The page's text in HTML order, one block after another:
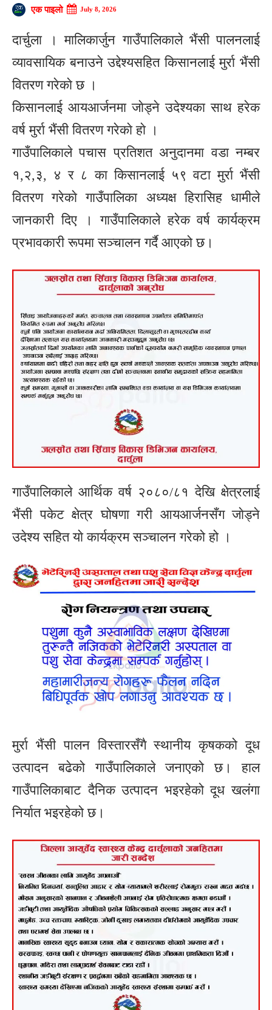
एक पाइलो July 8, 2026
दार्चुला । मालिकार्जुन गाउँपालिकाले भैंसी पालनलाई
व्यावसायिक बनाउने उद्देश्यसहित किसानलाई मुर्रा भैंसी
वितरण गरेकाे छ ।
किसानलाई आयआर्जनमा जाेड्ने उदेश्यका साथ हरेक
वर्ष मुर्रा भैंसी वितरण गरेकाे हाे ।
गाउँपालिकाले पचास प्रतिशत अनुदानमा वडा नम्बर
१,२,३, ४ र ८ का किसानलाई ५९ वटा मुर्रा भैंसी
वितरण गरेकाे गाउँपालिका अध्यक्ष हिरासिह धामीले
जानकारी दिए । गाउँपालिकाले हरेक वर्ष कार्यक्रम
प्रभावकारी रूपमा सञ्चालन गर्दै आएको छ।
गाउँपालिकाले आर्थिक वर्ष २०८०/८१ देखि क्षेत्रलाई
भैंसी पकेट क्षेत्र घोषणा गरी आयआर्जनसँग जाेड्ने
उदेश्य सहित याे कार्यक्रम सञ्चालन गरेको हो ।
मुर्रा भैंसी पालन विस्तारसँगै स्थानीय कृषकको दूध
उत्पादन बढेको गाउँपालिकाले जनाएको छ। हाल
गाउँपालिकाबाट दैनिक उत्पादन भइरहेको दूध खलंगा
निर्यात भइरहेको छ।